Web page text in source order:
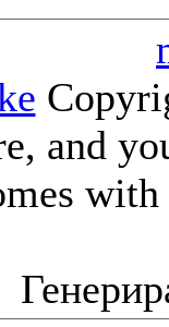
and